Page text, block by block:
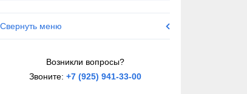
Свернуть меню
Возникли вопросы?
Звоните: +7 (925) 941-33-00